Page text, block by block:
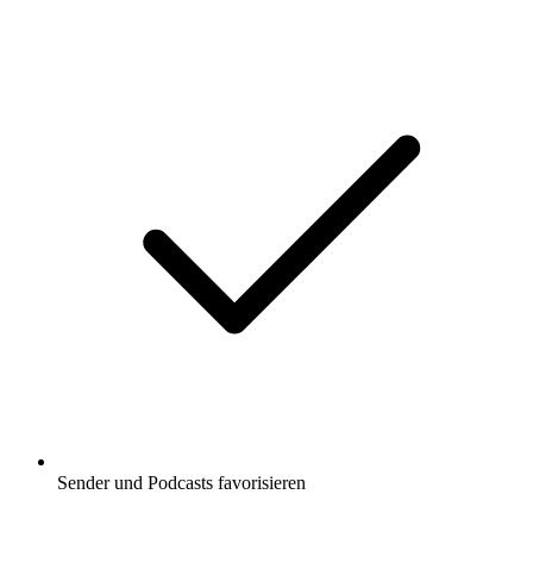
Sender und Podcasts favorisieren